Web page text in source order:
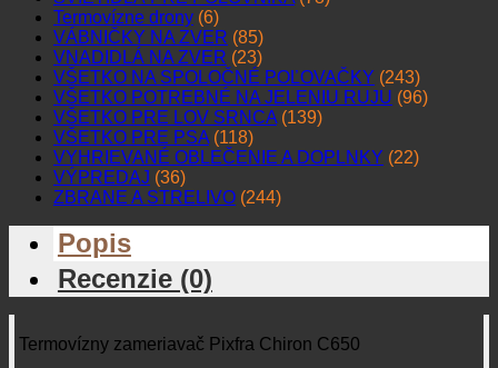
Termovízne drony (6)
VÁBNIČKY NA ZVER (85)
VNADIDLÁ NA ZVER (23)
VŠETKO NA SPOLOČNÉ POĽOVAČKY (243)
VŠETKO POTREBNÉ NA JELENIU RUJU (96)
VŠETKO PRE LOV SRNCA (139)
VŠETKO PRE PSA (118)
VYHRIEVANÉ OBLEČENIE A DOPLNKY (22)
VÝPREDAJ (36)
ZBRANE A STRELIVO (244)
Popis
Recenzie (0)
Termovízny zameriavač Pixfra Chiron C650